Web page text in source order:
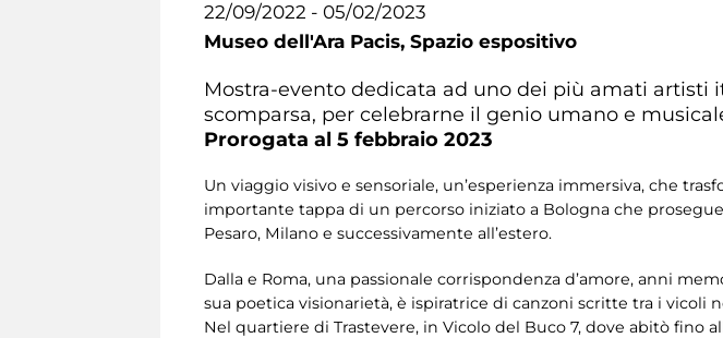
22/09/2022 - 05/02/2023
Museo dell'Ara Pacis, Spazio espositivo
Mostra-evento dedicata ad uno dei più amati artisti
scomparsa, per celebrarne il genio umano e
Prorogata al 5 febbraio 2023
Un viaggio visivo e sensoriale, un’esperienza immersiva, che
importante tappa di un percorso iniziato a Bologna che
Pesaro, Milano e successivamente all’estero.
Dalla e Roma, una passionale corrispondenza d’amore, anni
sua poetica visionarietà, è ispiratrice di canzoni scritte tra i
Nel quartiere di Trastevere, in Vicolo del Buco 7, dove abitò fino